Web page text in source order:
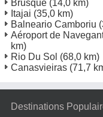
Brusque (14,0 km)
Itajai (35,0 km)
Balneario Camboriu
Aéroport de
km)
Rio Du Sol (68,0 km)
Canasvieiras (71,7
Destinations